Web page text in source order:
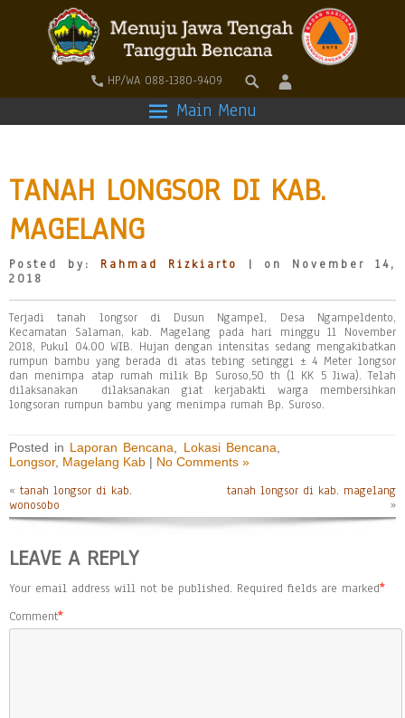
HP/WA 088-1380-9409
Main Menu
TANAH LONGSOR DI KAB.
MAGELANG
Posted by: Rahmad Rizkiarto
| on November 14,
2018
Terjadi tanah longsor di Dusun Ngampel, Desa Ngampeldento,
Kecamatan Salaman, kab. Magelang pada hari minggu 11 November
2018, Pukul 04.00 WIB. Hujan dengan intensitas sedang mengakibatkan
rumpun bambu yang berada di atas tebing setinggi ± 4 Meter longsor
dan menimpa atap rumah milik Bp Suroso,50 th (1 KK 5 Jiwa). Telah
dilaksanakan dilaksanakan giat kerjabakti warga membersihkan
longsoran rumpun bambu yang menimpa rumah Bp. Suroso.
Posted in Laporan Bencana Lokasi Bencana
Longsor, Magelang Kab | No Comments »
« tanah longsor di kab.
wonosobo
tanah longsor di kab. magelang
»
LEAVE A REPLY
Your email address will not be published. Required fields are marked*
Comment*